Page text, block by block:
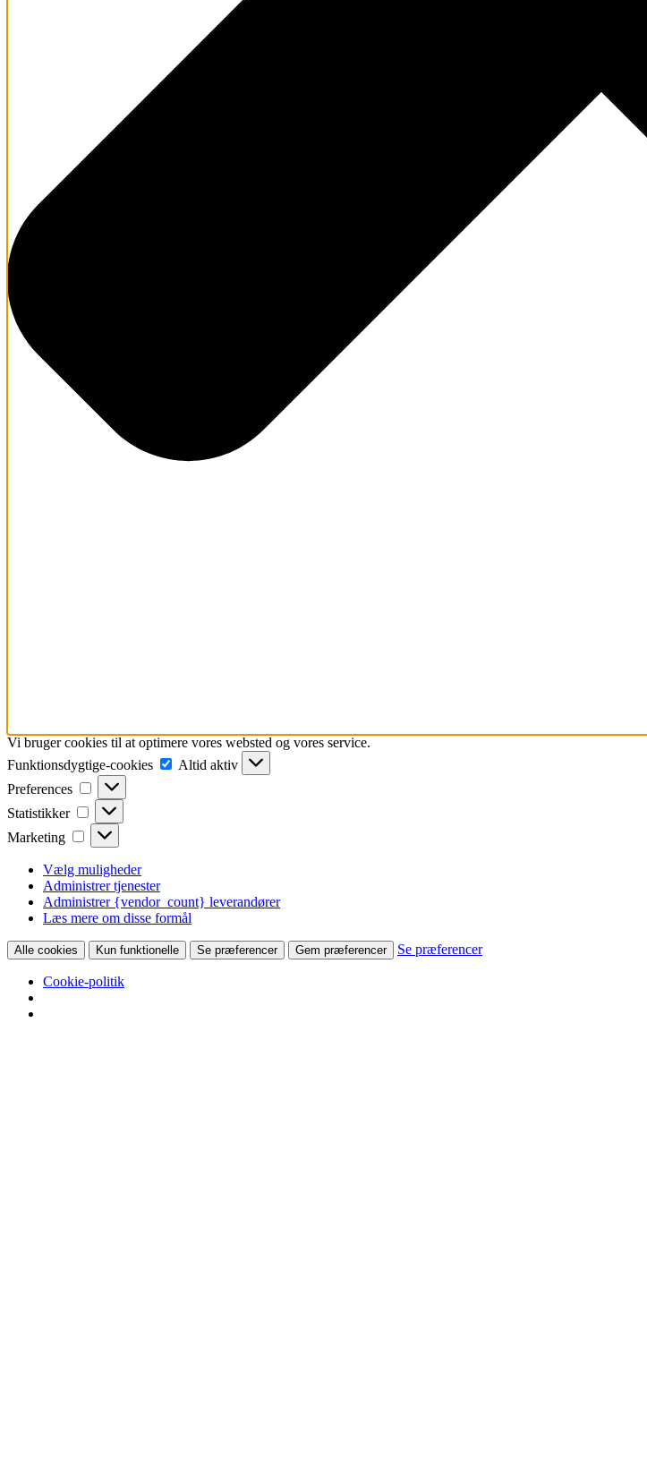
Vi bruger cookies til at optimere vores websted og vores service.
Funktionsdygtige-cookies
Funktionsdygtige-
cookies
Altid aktiv
Preferences
Preferences
Statistikker Statistikker
Marketing Marketing
Vælg muligheder
Administrer tjenester
Administrer {vendor_count} leverandører
Læs mere om disse formål
Alle cookies Kun funktionelle Se præferencer Gem præferencer Se præferencer
Cookie-politik